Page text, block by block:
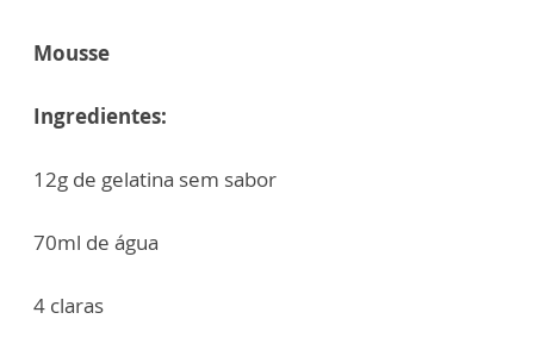
Mousse
Ingredientes:
12g de gelatina sem sabor
70ml de água
4 claras